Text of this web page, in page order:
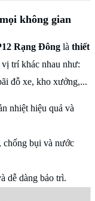
không gian
Rạng Đông là thiết
vị trí khác nhau như:
đỗ xe, kho xưởng,...
nhiệt hiệu quả và
bụi và nước
dễ dàng bảo trì.